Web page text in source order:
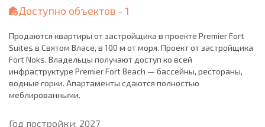
Доступно объектов - 1
Продаются квартиры от застройщика в проекте Premier Fort
Suites в Святом Власе, в 100 м от моря. Проект от застройщика
Fort Noks. Владельцы получают доступ ко всей
инфраструктуре Premier Fort Beach — бассейны, рестораны,
водные горки. Апартаменты сдаются полностью
меблированными.
Год постройки: 2027